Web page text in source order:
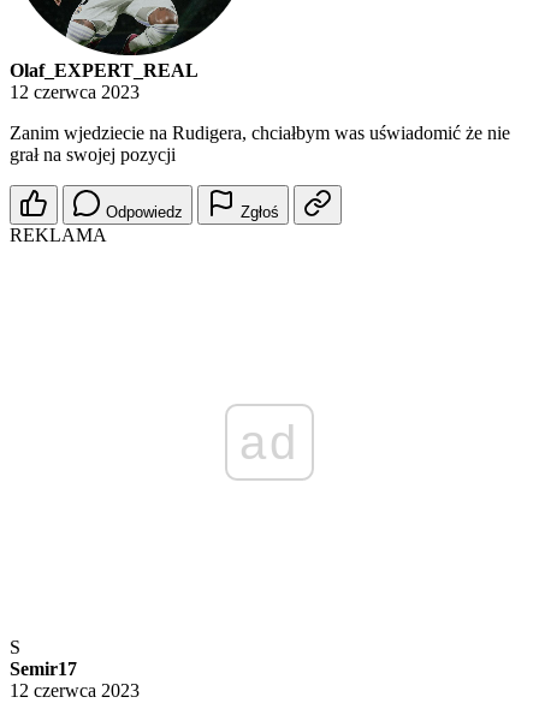
Olaf_EXPERT_REAL
12 czerwca 2023
Zanim wjedziecie na Rudigera, chciałbym was uświadomić że nie
grał na swojej pozycji
Odpowiedz Zgłoś
REKLAMA
ad
S
Semir17
12 czerwca 2023